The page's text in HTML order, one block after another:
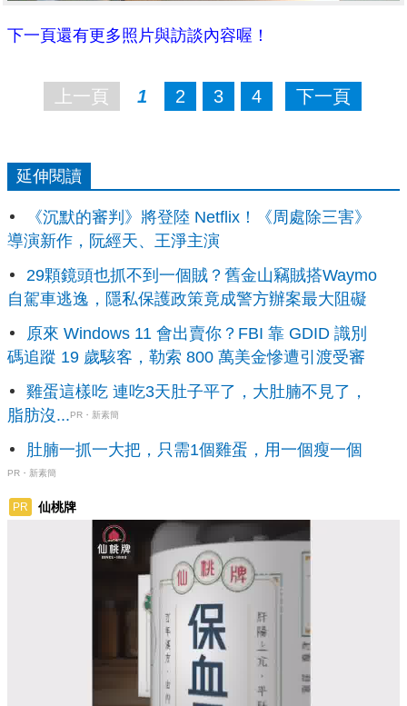
下一頁還有更多照片與訪談內容喔！
上一頁 1 2 3 4 下一頁
延伸閱讀
《沉默的審判》將登陸 Netflix！《周處除三害》
導演新作，阮經天、王淨主演
29顆鏡頭也抓不到一個賊？舊金山竊賊搭Waymo
自駕車逃逸，隱私保護政策竟成警方辦案最大阻礙
原來 Windows 11 會出賣你？FBI 靠 GDID 識別
碼追蹤 19 歲駭客，勒索 800 萬美金慘遭引渡受審
雞蛋這樣吃 連吃3天肚子平了，大肚腩不見了，
脂肪沒... PR・新素簡
肚腩一抓一大把，只需1個雞蛋，用一個瘦一個
PR・新素簡
PR 仙桃牌